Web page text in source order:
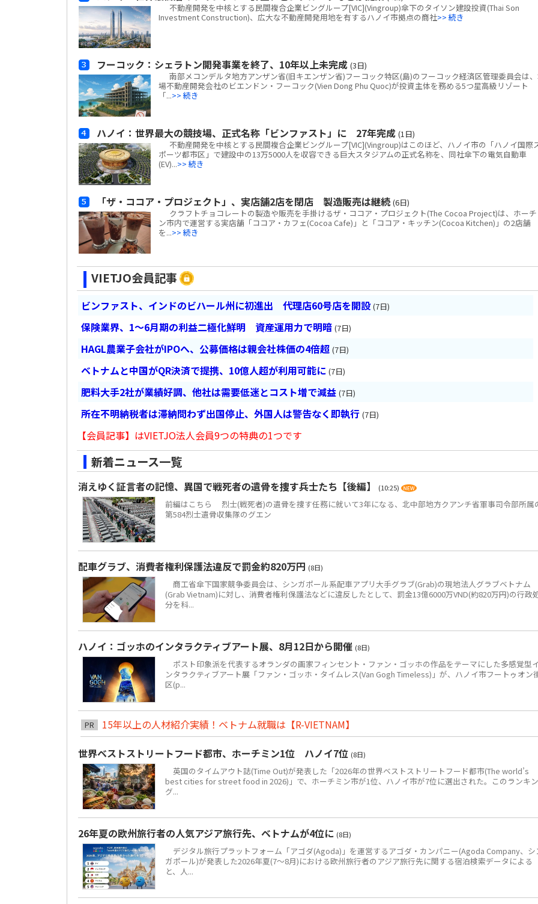
不動産開発を中核とする民間複合企業ビングループ[VIC](Vingroup)傘下のタイソン建設投資(Thai Son
Investment Construction)、広大な不動産開発用地を有するハノイ市拠点の商社>> 続き
フーコック：シェラトン開発事業を終了、10年以上未完成 (3日)
南部メコンデルタ地方アンザン省(旧キエンザン省)フーコック特区(島)のフーコック経済区管理委員会は
場不動産開発会社のビエンドン・フーコック(Vien Dong Phu Quoc)が投資主体を務める5つ星高級リゾート
「...>> 続き
ハノイ：世界最大の競技場、正式名称「ビンファスト」に 27年完成 (1日)
不動産開発を中核とする民間複合企業ビングループ[VIC](Vingroup)はこのほど、ハノイ市の「ハノイ国際
ポーツ都市区」で建設中の13万5000人を収容できる巨大スタジアムの正式名称を、同社傘下の電気自動車
(EV)...>> 続き
「ザ・ココア・プロジェクト」、実店舗2店を閉店 製造販売は継続 (6日)
クラフトチョコレートの製造や販売を手掛けるザ・ココア・プロジェクト(The Cocoa Project)は、ホー
ン市内で運営する実店舗「ココア・カフェ(Cocoa Cafe)」と「ココア・キッチン(Cocoa Kitchen)」の2店舗
を...>> 続き
VIETJO会員記事
ビンファスト、インドのビハール州に初進出 代理店60号店を開設 (7日)
保険業界、1～6月期の利益二極化鮮明 資産運用力で明暗 (7日)
HAGL農業子会社がIPOへ、公募価格は親会社株価の4倍超 (7日)
ベトナムと中国がQR決済で提携、10億人超が利用可能に (7日)
肥料大手2社が業績好調、他社は需要低迷とコスト増で減益 (7日)
所在不明納税者は滞納問わず出国停止、外国人は警告なく即執行 (7日)
【会員記事】はVIETJO法人会員9つの特典の1つです
新着ニュース一覧
消えゆく証言者の記憶、異国で戦死者の遺骨を捜す兵士たち【後編】 (10:25)
前編はこちら 烈士(戦死者)の遺骨を捜す任務に就いて3年になる、北中部地方クアンチ省軍事司令部所属
第584烈士遺骨収集隊のグエン
配車グラブ、消費者権利保護法違反で罰金約820万円 (8日)
商工省傘下国家競争委員会は、シンガポール系配車アプリ大手グラブ(Grab)の現地法人グラブベトナム
(Grab Vietnam)に対し、消費者権利保護法などに違反したとして、罰金13億6000万VND(約820万円)の行政
分を科...
ハノイ：ゴッホのインタラクティブアート展、8月12日から開催 (8日)
ポスト印象派を代表するオランダの画家フィンセント・ファン・ゴッホの作品をテーマにした多感覚型
ンタラクティブアート展「ファン・ゴッホ・タイムレス(Van Gogh Timeless)」が、ハノイ市フートゥオン
区(p...
PR
15年以上の人材紹介実績！ベトナム就職は【R-VIETNAM】
世界ベストストリートフード都市、ホーチミン1位 ハノイ7位 (8日)
英国のタイムアウト誌(Time Out)が発表した「2026年の世界ベストストリートフード都市(The world’s
best cities for street food in 2026)」で、ホーチミン市が1位、ハノイ市が7位に選出された。このランキン
グ...
26年夏の欧州旅行者の人気アジア旅行先、ベトナムが4位に (8日)
デジタル旅行プラットフォーム「アゴダ(Agoda)」を運営するアゴダ・カンパニー(Agoda Company、シ
ガポール)が発表した2026年夏(7～8月)における欧州旅行者のアジア旅行先に関する宿泊検索データによる
と、人...